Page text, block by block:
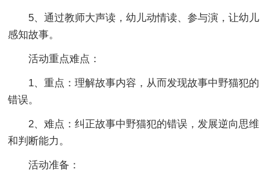
5、通过教师大声读，幼儿动情读、参与演，让幼儿
感知故事。
活动重点难点：
1、重点：理解故事内容，从而发现故事中野猫犯的
错误。
2、难点：纠正故事中野猫犯的错误，发展逆向思维
和判断能力。
活动准备：